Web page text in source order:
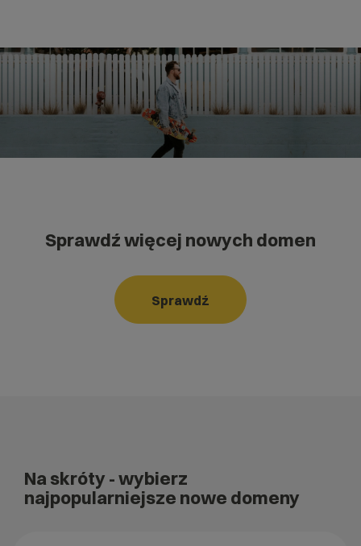
Sprawdź więcej nowych domen
Sprawdź
Na skróty - wybierz
najpopularniejsze nowe domeny